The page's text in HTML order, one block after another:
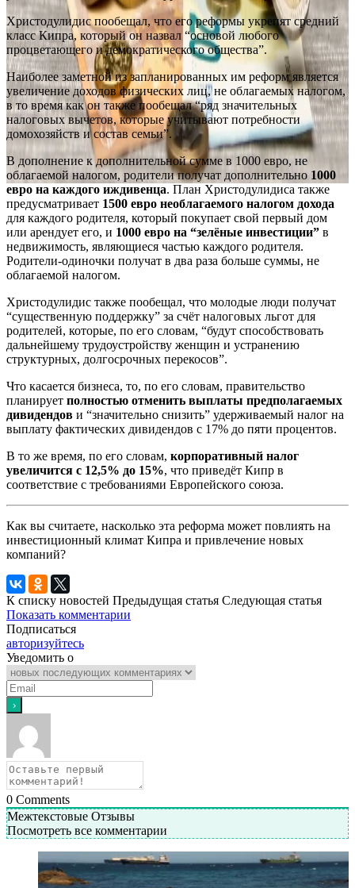
Христодулидис пообещал, что его реформы укрепят средний
класс Кипра, который он назвал “основой любого
процветающего и демократического общества”.
Наиболее заметной из запланированных им реформ является
увеличение доходов физических лиц, не облагаемых налогом,
в то время как он также пообещал “ряд значительных
налоговых вычетов, которые учитывают потребности
домохозяйств и состав семьи”.
В дополнение к дополнительной сумме в 1000 евро, не
облагаемой налогом, родители получат дополнительно 1000
евро на каждого иждивенца. План Христодулидиса также
предусматривает 1500 евро необлагаемого налогом дохода
для каждого родителя, который покупает свой первый дом
или арендует его, и 1000 евро на “зелёные инвестиции” в
недвижимость, являющиеся частью каждого родителя.
Родители-одиночки получат в два раза больше суммы, не
облагаемой налогом.
Христодулидис также пообещал, что молодые люди получат
“существенную поддержку” за счёт налоговых льгот для
родителей, которые, по его словам, “будут способствовать
дальнейшему трудоустройству женщин и устранению
структурных, долгосрочных перекосов”.
Что касается бизнеса, то, по его словам, правительство
планирует полностью отменить выплаты предполагаемых
дивидендов и “значительно снизить” удерживаемый налог на
выплату фактических дивидендов с 17% до пяти процентов.
В то же время, по его словам, корпоративный налог
увеличится с 12,5% до 15%, что приведёт Кипр в
соответствие с требованиями Европейского союза.
Как вы считаете, насколько эта реформа может повлиять на
инвестиционный климат Кипра и привлечение новых
компаний?
К списку новостей Предыдущая статья Следующая статья
Показать комментарии
Подписаться
авторизуйтесь
Уведомить о
0 Comments
Межтекстовые Отзывы
Посмотреть все комментарии